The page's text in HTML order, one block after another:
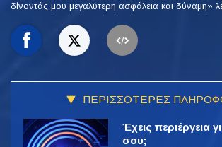
δίνοντάς μου μεγαλύτερη ασφάλεια και δύναμη»
ΠΕΡΙΣΣΟΤΕΡΕΣ
Έχεις περιέργεια
σου;